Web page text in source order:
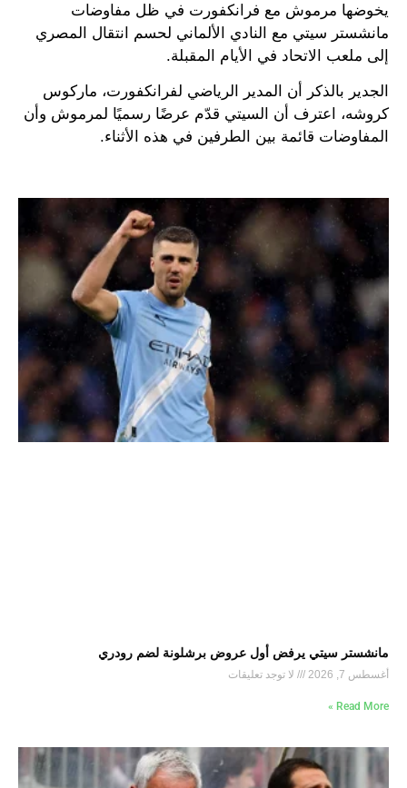
يخوضها مرموش مع فرانكفورت في ظل مفاوضات
مانشستر سيتي مع النادي الألماني لحسم انتقال المصري
إلى ملعب الاتحاد في الأيام المقبلة.
الجدير بالذكر أن المدير الرياضي لفرانكفورت، ماركوس
كروشه، اعترف أن السيتي قدّم عرضًا رسميًا لمرموش وأن
المفاوضات قائمة بين الطرفين في هذه الأثناء.
مانشستر سيتي يرفض أول عروض برشلونة لضم رودري
أغسطس 7, 2026 لا توجد تعليقات
Read More »